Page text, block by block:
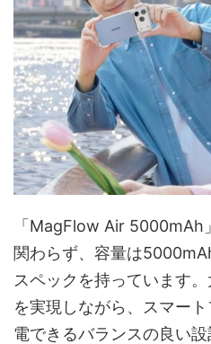
「MagFlow Air 5000mAh
関わらず、容量は
スペックを持っています
を実現しながら、スマー
電できるバランスの良い